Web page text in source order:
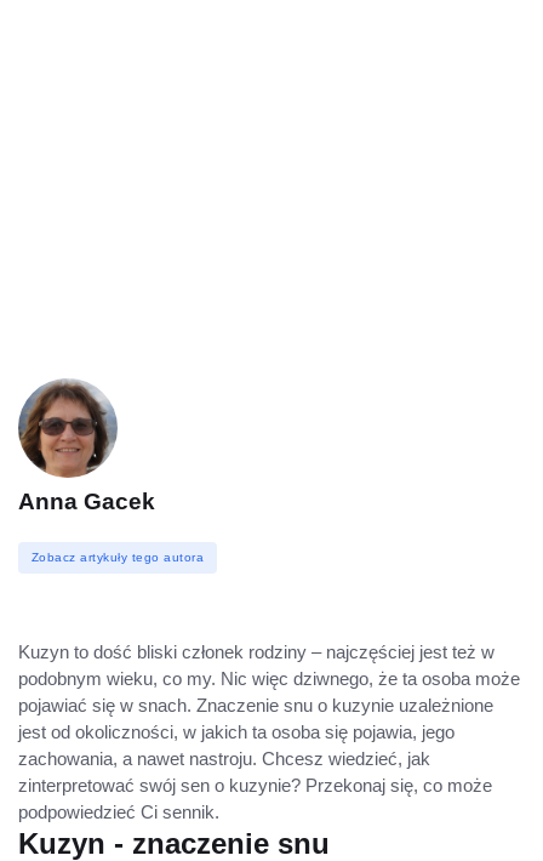
Anna Gacek
Zobacz artykuły tego autora
Kuzyn to dość bliski członek rodziny – najczęściej jest też w
podobnym wieku, co my. Nic więc dziwnego, że ta osoba może
pojawiać się w snach. Znaczenie snu o kuzynie uzależnione
jest od okoliczności, w jakich ta osoba się pojawia, jego
zachowania, a nawet nastroju. Chcesz wiedzieć, jak
zinterpretować swój sen o kuzynie? Przekonaj się, co może
podpowiedzieć Ci sennik.
Kuzyn - znaczenie snu